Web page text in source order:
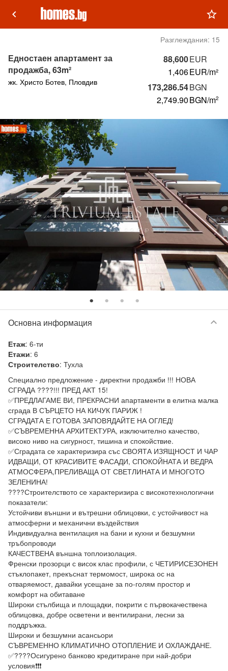
keyboard_arrow_left star_outline
Разглеждания: 15
88,600EUR
1,406EUR/m²
173,286.54BGN
2,749.90BGN/m2
Едностаен апартамент за
продажба, 63m²
жк. Христо Ботев, Пловдив
Основна информация keyboard_arrow_down
Етаж: 6-ти
Етажи: 6
Строителство: Тухла
Специално предложение - директни продажби !!! НОВА
СГРАДА ????!!! ПРЕД АКТ 15!
✅ПРЕДЛАГАМЕ ВИ, ПРЕКРАСНИ апартаменти в елитна малка
сграда В СЪРЦЕТО НА КИЧУК ПАРИЖ !
СГРАДАТА Е ГОТОВА ЗАПОВЯДАЙТЕ НА ОГЛЕД!
✅СЪВРЕМЕННА АРХИТЕКТУРА, изключително качество,
високо ниво на сигурност, тишина и спокойствие.
✅Сградата се характеризира със СВОЯТА ИЗЯЩНОСТ И ЧАР
ИДВАЩИ, ОТ КРАСИВИТЕ ФАСАДИ, СПОКОЙНАТА И ВЕДРА
АТМОСФЕРА,ПРЕЛИВАЩА ОТ СВЕТЛИНАТА И МНОГОТО
ЗЕЛЕНИНА!
????Строителството се характеризира с високотехнологични
показатели:
Устойчиви външни и вътрешни облицовки, с устойчивост на
атмосферни и механични въздействия
Индивидуална вентилация на бани и кухни и безшумни
тръбопроводи
КАЧЕСТВЕНА външна топлоизолация.
Френски прозорци с висок клас профили, с ЧЕТИРИСЕЗОНЕН
стъклопакет, прекъснат термомост, широка ос на
отваряемост, давайки усещане за по-голям простор и
комфорт на обитаване
Широки стълбища и площадки, покрити с първокачествена
облицовка, добре осветени и вентилирани, лесни за
поддръжка.
Широки и безшумни асансьори
СЪВРЕМЕННО КЛИМАТИЧНО ОТОПЛЕНИЕ И ОХЛАЖДАНЕ.
✅????Осигурено банково кредитиране при най-добри
условия❗❗❗